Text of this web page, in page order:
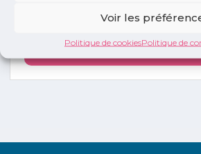
Voir les
Politique de cookiesPolitique de
annonces